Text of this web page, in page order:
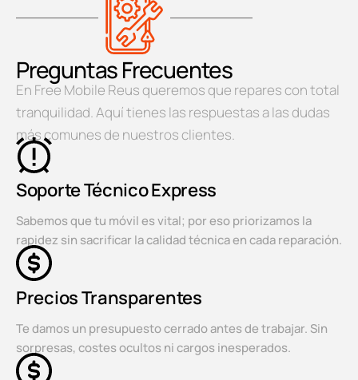
Preguntas Frecuentes
En Free Mobile Reus queremos que repares con total
tranquilidad. Aquí tienes las respuestas a las dudas
más comunes de nuestros clientes.
Soporte Técnico Express
Sabemos que tu móvil es vital; por eso priorizamos la
rapidez sin sacrificar la calidad técnica en cada reparación.
Precios Transparentes
Te damos un presupuesto cerrado antes de trabajar. Sin
sorpresas, costes ocultos ni cargos inesperados.